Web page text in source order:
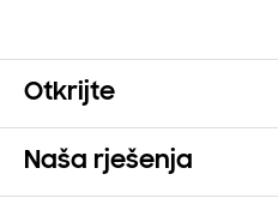
Otkrijte
Naša rješenja